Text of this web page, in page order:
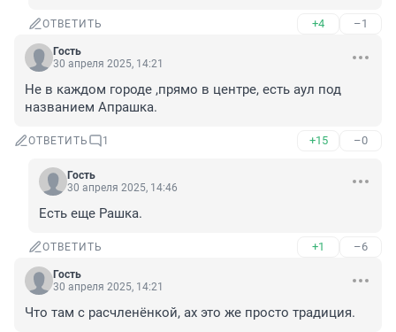
ОТВЕТИТЬ +4 –1
Гость
30 апреля 2025, 14:21
Не в каждом городе ,прямо в центре, есть аул под
названием Апрашка.
ОТВЕТИТЬ 1 +15 –0
Гость
30 апреля 2025, 14:46
Есть еще Рашка.
ОТВЕТИТЬ +1 –6
Гость
30 апреля 2025, 14:21
Что там с расчленёнкой, ах это же просто традиция.